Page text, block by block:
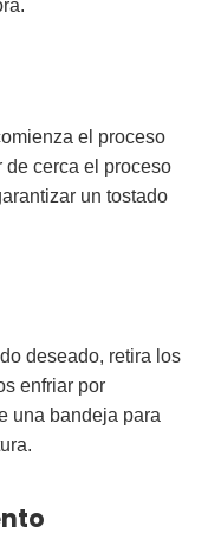
el proceso
de cerca el proceso
un tostado
deseado, retira los
enfriar por
una bandeja para